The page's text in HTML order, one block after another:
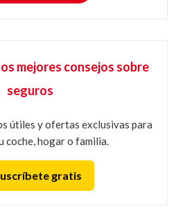
mejores consejos sobre
seguros
útiles y ofertas exclusivas para
coche, hogar o familia.
gratis